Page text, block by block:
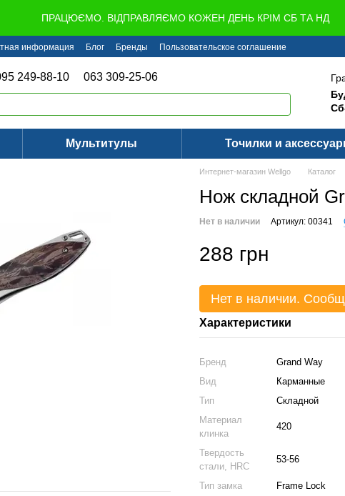
ПРАЦЮЄМО. ВІДПРАВЛЯЄМО КОЖЕН ДЕНЬ КРІМ СБ ТА НД
информация Блог Бренды Пользовательское соглашение
249-88-10 063 309-25-06
Мультитулы Точилки и
Интернет-магазин Wellgo Каталог
Нож складной
Нет в наличии Артикул: 00341
288 грн
Нет в наличии.
Характеристики
Бренд
Grand Way
Вид
Карманные
Тип
Складной
Материал
клинка
420
Твердость
стали, HRC
53-56
Тип замка
Frame Lock